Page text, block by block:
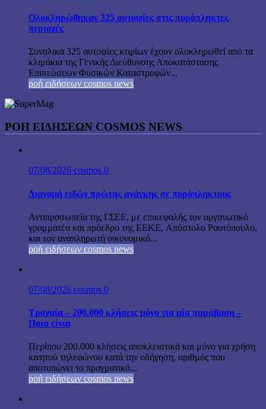
Ολοκληρώθηκαν 325 αυτοψίες στις πυρόπληκτες
περιοχές
Συνολικά 325 αυτοψίες κτιρίων έχουν ολοκληρωθεί από τα
κλιμάκια της Γενικής Διεύθυνσης Αποκατάστασης
Επιπτώσεων Φυσικών Καταστροφών...
ροή ειδήσεων cosmos news
ΡΟΉ ΕΙΔΉΣΕΩΝ COSMOS NEWS
07/08/2026 cosmos 0
Διανομή ειδών πρώτης ανάγκης σε πυρόπληκτους
Αντιπροσωπεία της ΓΣΕΕ, με επικεφαλής τον οργανωτικό
γραμματέα και πρόεδρο της ΕΕΚΕ, Απόστολο Ραυτόπουλο,
και τον αναπληρωτή οικονομικό...
ροή ειδήσεων cosmos news
07/08/2026 cosmos 0
Τροχαία – 200.000 κλήσεις μόνο για μία παράβαση –
Ποια είναι
Περίπου 200.000 κλήσεις αποκλειστικά και μόνο για χρήση
κινητού τηλεφώνου κατά την οδήγηση, αριθμός που
αποτυπώνει το πραγματικό...
ροή ειδήσεων cosmos news